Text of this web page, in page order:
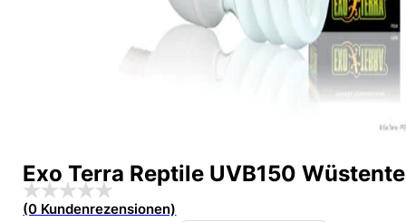
Exo Terra Reptile UVB150
(0 Kundenrezensionen)